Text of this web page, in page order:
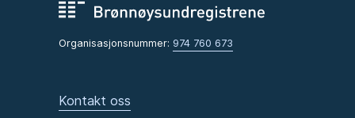
Organisasjonsnummer: 974 760 673
Kontakt oss